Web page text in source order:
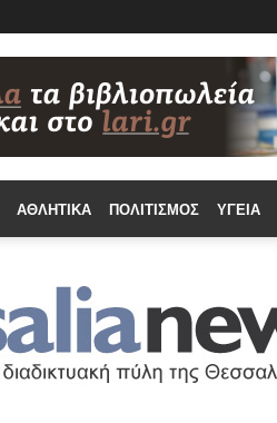
ΑΘΛΗΤΙΚΆ ΠΟΛΙΤΙΣΜΌΣ ΥΓΕΊΑ